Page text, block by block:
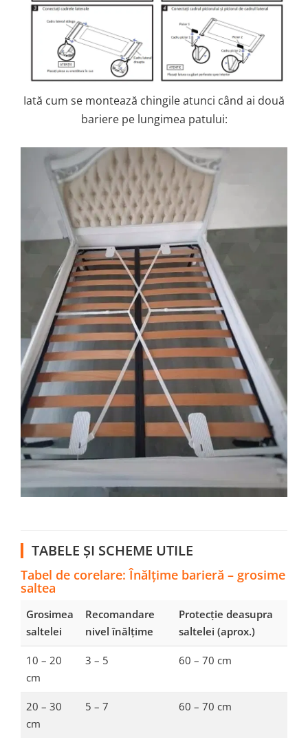
Iată cum se montează chingile atunci când ai două
bariere pe lungimea patului:
TABELE ȘI SCHEME UTILE
Tabel de corelare: Înălțime barieră – grosime
saltea
Grosimea
saltelei
Recomandare
nivel înălțime
Protecție deasupra
saltelei (aprox.)
10 – 20
cm
3 – 5 60 – 70 cm
20 – 30
cm
5 – 7 60 – 70 cm